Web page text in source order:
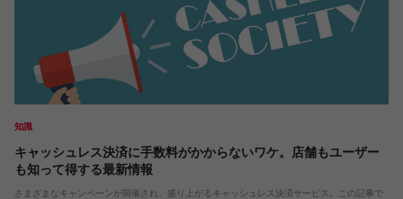
知識
キャッシュレス決済に手数料がかからないワケ。店舗もユーザー
も知って得する最新情報
さまざまなキャンペーンが開催され、盛り上がるキャッシュレス決済サービス。この記事で